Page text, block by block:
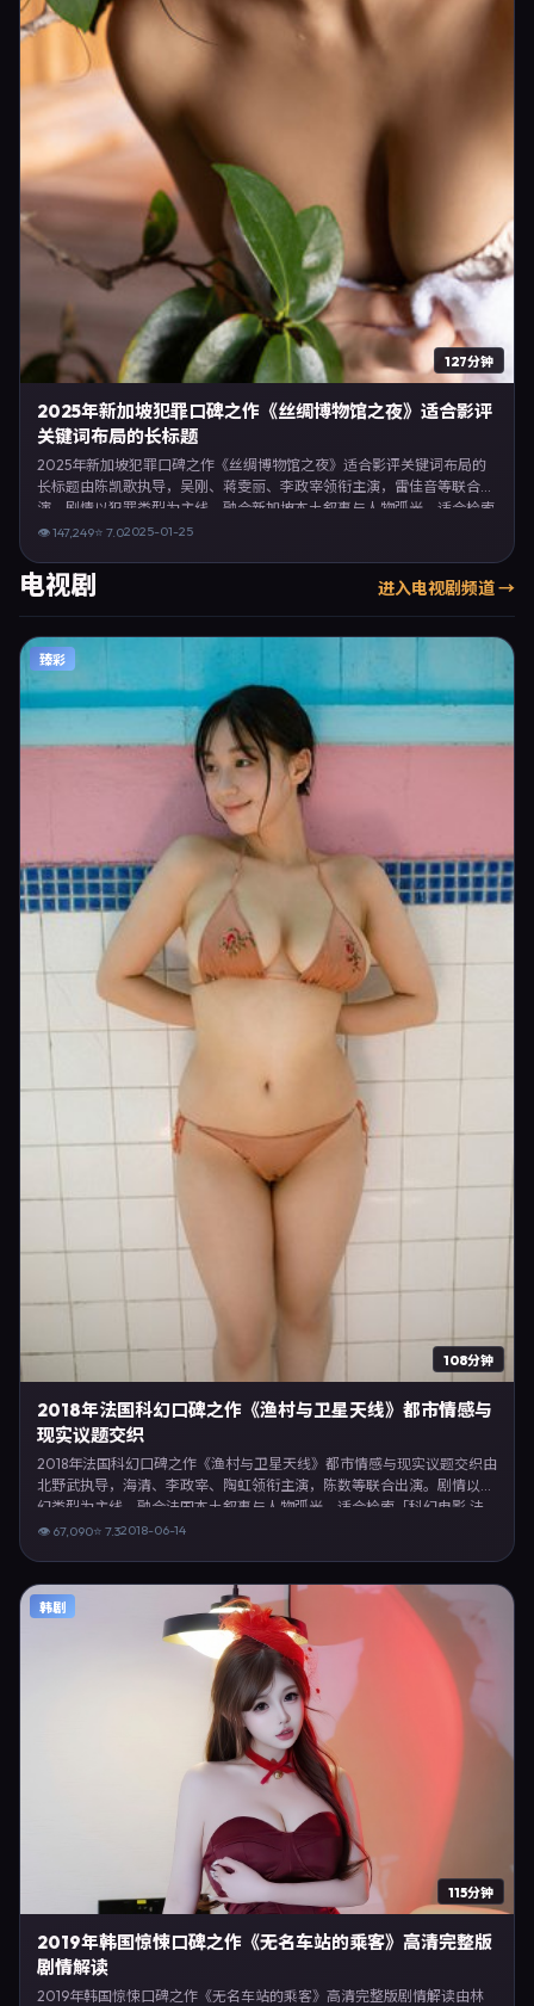
127分钟
2025年新加坡犯罪口碑之作《丝绸博物馆之夜》适合影评
关键词布局的长标题
2025年新加坡犯罪口碑之作《丝绸博物馆之夜》适合影评关键词布局的
长标题由陈凯歌执导，吴刚、蒋雯丽、李政宰领衔主演，雷佳音等联合出
演。剧情以犯罪类型为主线，融合新加坡本土叙事与人物弧光，适合检索
「犯罪电影 新加坡 陈凯歌 吴刚」等关键词的观众。2025年1月25日完成
奏、摄影与配乐上强调沉浸体验，可作为片单推荐、影评长文与专题策划
的引用素材。
👁147,249⭐ 7.02025-01-25
电视剧 进入电视剧频道 →
臻彩
108分钟
2018年法国科幻口碑之作《渔村与卫星天线》都市情感与
现实议题交织
2018年法国科幻口碑之作《渔村与卫星天线》都市情感与现实议题交织由
北野武执导，海清、李政宰、陶虹领衔主演，陈数等联合出演。剧情以科
幻类型为主线，融合法国本土叙事与人物弧光，适合检索「科幻电影 法
国 北野武 海清」等关键词的观众。2018年6月14日法国首映礼举办，全
👁 67,090⭐ 7.32018-06-14
韩剧
115分钟
2019年韩国惊悚口碑之作《无名车站的乘客》高清完整版
剧情解读
2019年韩国惊悚口碑之作《无名车站的乘客》高清完整版剧情解读由林